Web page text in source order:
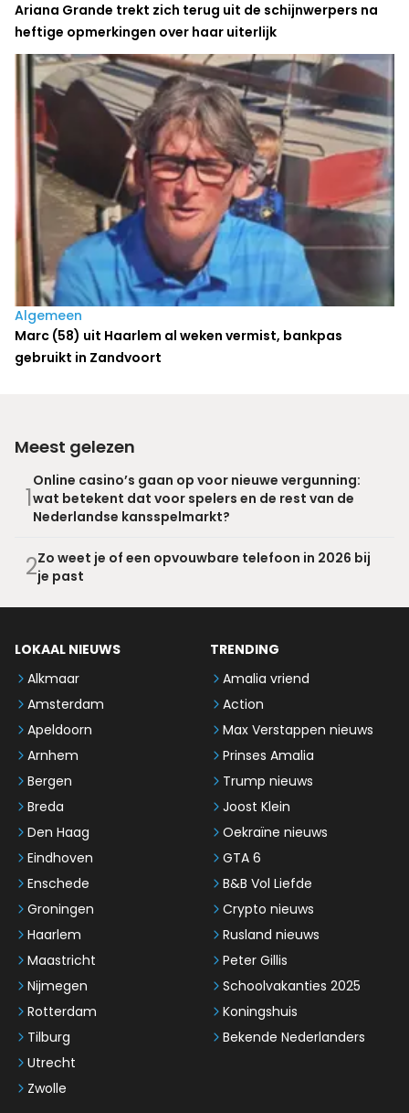
Ariana Grande trekt zich terug uit de schijnwerpers na
heftige opmerkingen over haar uiterlijk
Algemeen
Marc (58) uit Haarlem al weken vermist, bankpas
gebruikt in Zandvoort
Meest gelezen
1
Online casino’s gaan op voor nieuwe vergunning:
wat betekent dat voor spelers en de rest van de
Nederlandse kansspelmarkt?
2Zo weet je of een opvouwbare telefoon in 2026 bij
je past
LOKAAL NIEUWS
Alkmaar
Amsterdam
Apeldoorn
Arnhem
Bergen
Breda
Den Haag
Eindhoven
Enschede
Groningen
Haarlem
Maastricht
Nijmegen
Rotterdam
Tilburg
Utrecht
Zwolle
TRENDING
Amalia vriend
Action
Max Verstappen nieuws
Prinses Amalia
Trump nieuws
Joost Klein
Oekraïne nieuws
GTA 6
B&B Vol Liefde
Crypto nieuws
Rusland nieuws
Peter Gillis
Schoolvakanties 2025
Koningshuis
Bekende Nederlanders